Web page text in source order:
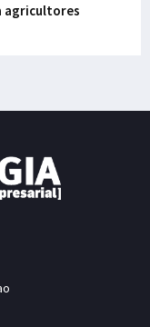
agricultores